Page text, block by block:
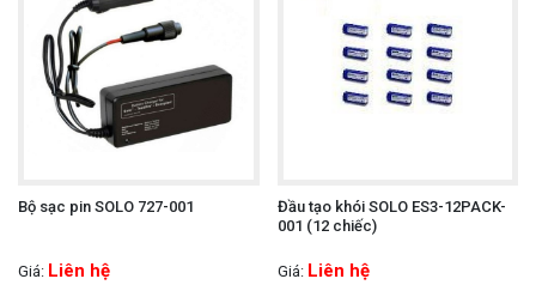
Bộ sạc pin SOLO 727-001
Giá: Liên hệ
Đầu tạo khói SOLO ES3-12PACK-
001 (12 chiếc)
Giá: Liên hệ